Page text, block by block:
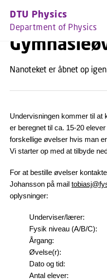
DTU Physics
Department of Physics
Nanoteket er åbnet op
Undervisningen kommer til at
er beregnet til ca. 15-20
forskellige øvelser hvis man
Vi starter op med at tilbyde
For at bestille øvelser
Johansson på mail
oplysninger:
Underviser/lærer:
Fysik niveau (A/B/C):
Årgang:
Øvelse(r):
Dato og tid:
Antal elever: